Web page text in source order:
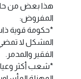
هذا بعض من حال
المفروض:
*حكومة قوية
المشكل لا تمضي
الفقير والمدمر.
*شعب أكثر